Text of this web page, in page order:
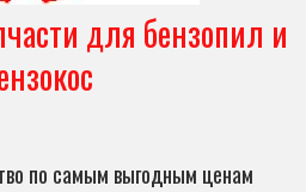
для бензопил и
по самым выгодным ценам